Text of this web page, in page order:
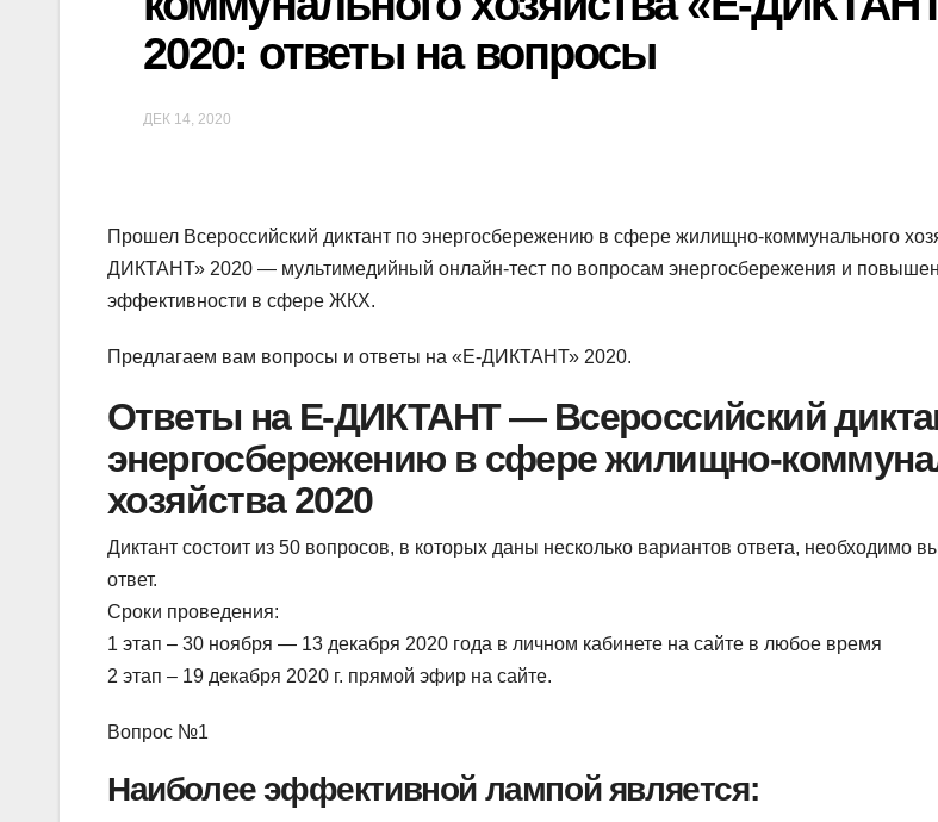
2020: ответы на вопросы
ДЕК 14, 2020
Прошел Всероссийский диктант по энергосбережению в сфере жилищно-коммунального
ДИКТАНТ» 2020 — мультимедийный онлайн-тест по вопросам энергосбережения и
эффективности в сфере ЖКХ.
Предлагаем вам вопросы и ответы на «E-ДИКТАНТ» 2020.
Ответы на E-ДИКТАНТ — Всероссийский
энергосбережению в сфере жилищно-
хозяйства 2020
Диктант состоит из 50 вопросов, в которых даны несколько вариантов ответа, необходимо
ответ.
Сроки проведения:
1 этап – 30 ноября — 13 декабря 2020 года в личном кабинете на сайте в любое время
2 этап – 19 декабря 2020 г. прямой эфир на сайте.
Вопрос №1
Наиболее эффективной лампой является: